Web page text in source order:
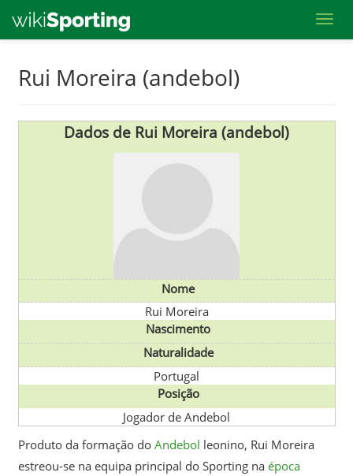
Rui Moreira (andebol)
Dados de Rui Moreira (andebol)
Nome
Rui Moreira
Nascimento
Naturalidade
Portugal
Posição
Jogador de Andebol
Produto da formação do Andebol leonino, Rui Moreira
estreou-se na equipa principal do Sporting na época